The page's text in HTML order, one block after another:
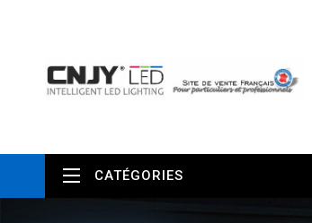
CATÉGORIES